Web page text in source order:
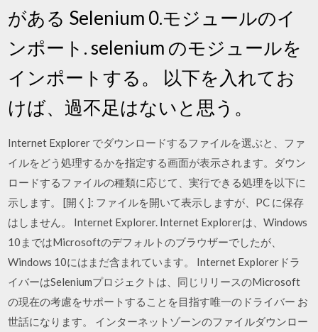
がある Selenium 0.モジュールのイ
ンポート. selenium のモジュールを
インポートする。 以下を入れてお
けば、過不足はないと思う。
Internet Explorer でダウンロードするファイルを選ぶと、ファ
イルをどう処理するかを指定する画面が表示されます。ダウン
ロードするファイルの種類に応じて、実行できる処理を以下に
示します。 [開く]: ファイルを開いて表示しますが、PC に保存
はしません。 Internet Explorer. Internet Explorerは、Windows
10まではMicrosoftのデフォルトのブラウザーでしたが、
Windows 10にはまだ含まれています。 Internet Explorerドラ
イバーはSeleniumプロジェクトは、同じリリースのMicrosoft
の現在の考慮をサポートすることを目指す唯一のドライバー お
世話になります。 インターネットゾーンのファイルダウンロー